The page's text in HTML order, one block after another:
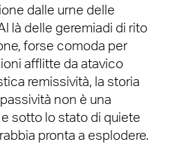
dalle urne delle
là delle geremiadi di rito
forse comoda per
afflitte da atavico
remissività, la storia
non è una
sotto lo stato di quiete
pronta a esplodere.